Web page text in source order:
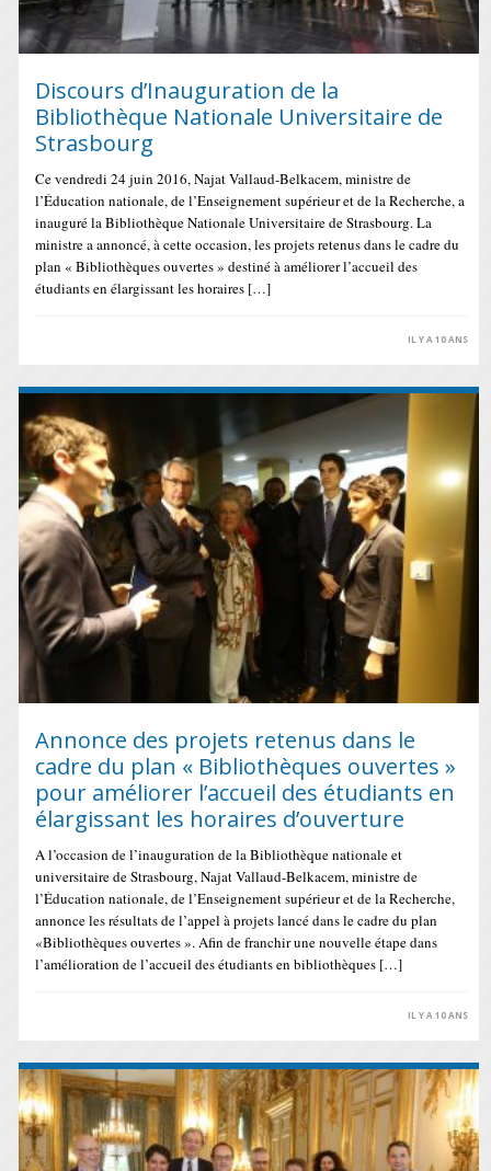
Discours d’Inauguration de la
Bibliothèque Nationale Universitaire de
Strasbourg
Ce vendredi 24 juin 2016, Najat Vallaud-Belkacem, ministre de
l’Éducation nationale, de l’Enseignement supérieur et de la Recherche, a
inauguré la Bibliothèque Nationale Universitaire de Strasbourg. La
ministre a annoncé, à cette occasion, les projets retenus dans le cadre du
plan « Bibliothèques ouvertes » destiné à améliorer l’accueil des
étudiants en élargissant les horaires […]
IL Y A 10 ANS
Annonce des projets retenus dans le
cadre du plan « Bibliothèques ouvertes »
pour améliorer l’accueil des étudiants en
élargissant les horaires d’ouverture
A l’occasion de l’inauguration de la Bibliothèque nationale et
universitaire de Strasbourg, Najat Vallaud-Belkacem, ministre de
l’Éducation nationale, de l’Enseignement supérieur et de la Recherche,
annonce les résultats de l’appel à projets lancé dans le cadre du plan
«Bibliothèques ouvertes ». Afin de franchir une nouvelle étape dans
l’amélioration de l’accueil des étudiants en bibliothèques […]
IL Y A 10 ANS